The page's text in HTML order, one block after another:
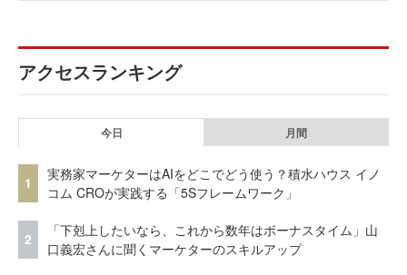
アクセスランキング
今日 月間
1
実務家マーケターはAIをどこでどう使う？積水ハウス イノ
コム CROが実践する「5Sフレームワーク」
2
「下剋上したいなら、これから数年はボーナスタイム」山
口義宏さんに聞くマーケターのスキルアップ